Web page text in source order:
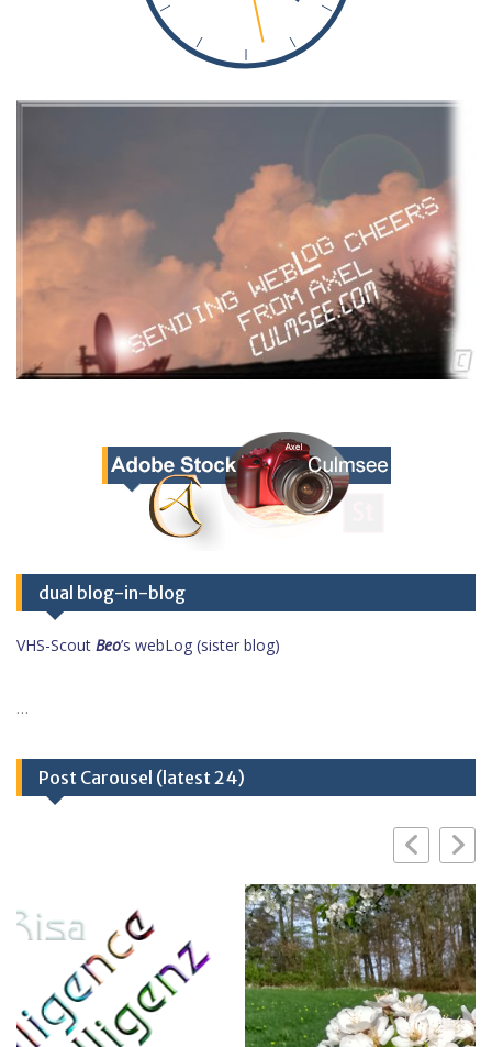
dual blog-in-blog
VHS-Scout Beo’s webLog (sister blog)
…
Post Carousel (latest 24)